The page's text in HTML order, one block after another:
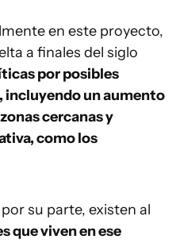
en este proyecto,
a finales del siglo
por posibles
incluyendo un aumento
cercanas y
como los
su parte, existen al
que viven en ese